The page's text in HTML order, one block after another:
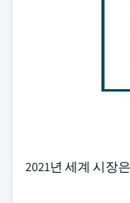
2021년 세계 시장